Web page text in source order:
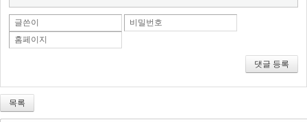
글쓴이
비밀번호
홈페이지
댓글 등록
목록